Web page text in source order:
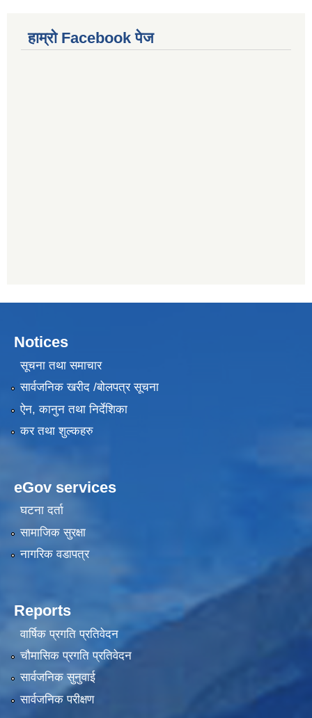
हाम्राे Facebook पेज
Notices
सूचना तथा समाचार
सार्वजनिक खरीद /बोलपत्र सूचना
ऐन, कानुन तथा निर्देशिका
कर तथा शुल्कहरु
eGov services
घटना दर्ता
सामाजिक सुरक्षा
नागरिक वडापत्र
Reports
वार्षिक प्रगति प्रतिवेदन
चौमासिक प्रगति प्रतिवेदन
सार्वजनिक सुनुवाई
सार्वजनिक परीक्षण